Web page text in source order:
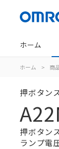
ホーム
ホーム > 商
押ボタン
押ボタン
ランプ電